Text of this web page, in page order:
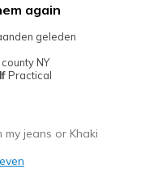
I'm Really Into Shoes
again
geleden
NY
Practical
jeans or Khaki